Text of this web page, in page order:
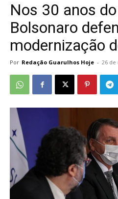
Nos 30 anos
Bolsonaro
modernização
Por Redação Guarulhos Hoje - 26 de